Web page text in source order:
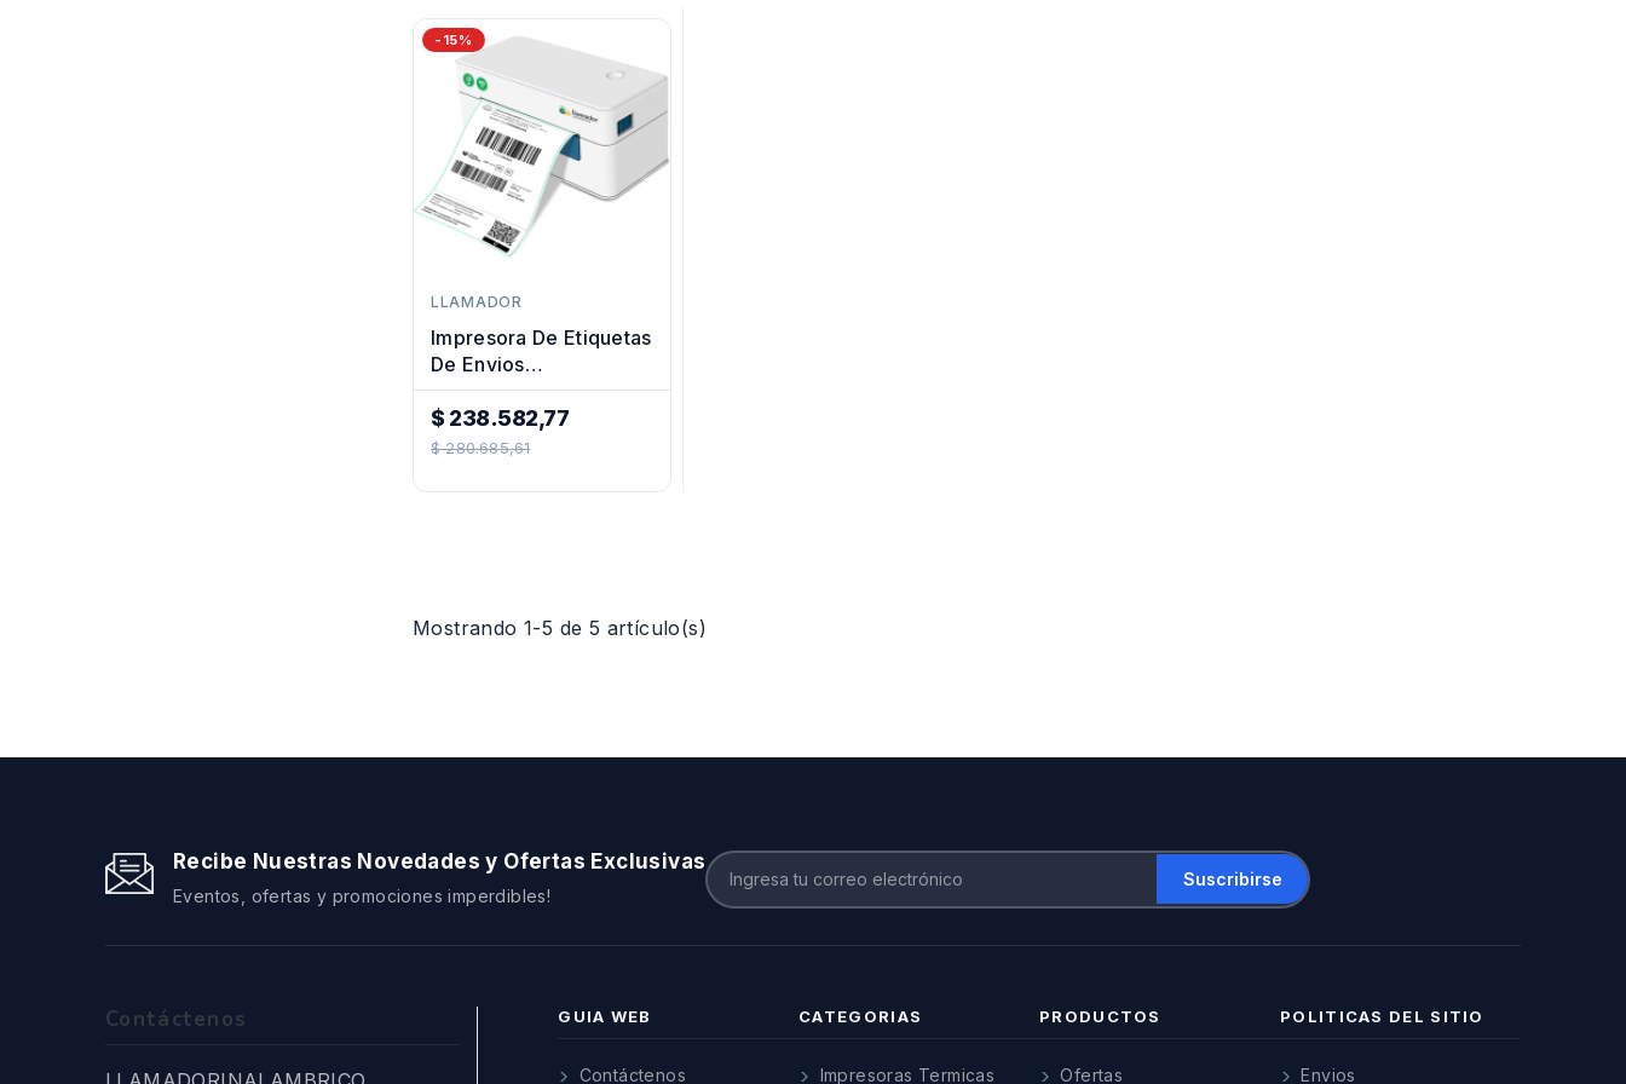
-15%
LLAMADOR
Impresora De Etiquetas
De Envios
Mercadoenvios Y
Tiendas
$ 238.582,77
Precio
$ 280.685,61
Mostrando 1-5 de 5 artículo(s)
Recibe Nuestras Novedades y Ofertas Exclusivas
Eventos, ofertas y promociones imperdibles!
Contáctenos GUIA WEB
Contáctenos
CATEGORIAS
Impresoras Termicas
PRODUCTOS
Ofertas
POLITICAS DEL SITIO
Envios